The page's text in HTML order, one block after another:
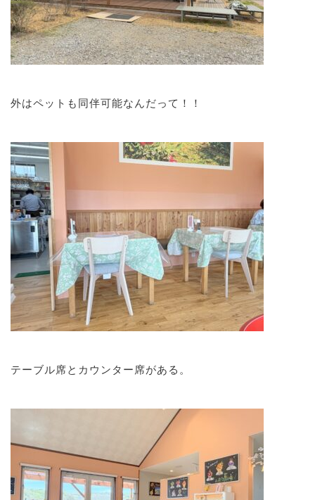
外はペットも同伴可能なんだって！！
テーブル席とカウンター席がある。